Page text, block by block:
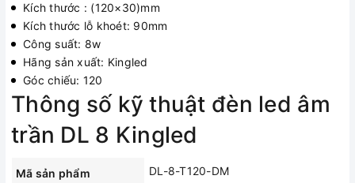
Kích thước : (120×30)mm
Kích thước lỗ khoét: 90mm
Công suất: 8w
Hãng sản xuất: Kingled
Góc chiếu: 120
Thông số kỹ thuật đèn led âm
trần DL 8 Kingled
Mã sản phẩm DL-8-T120-DM